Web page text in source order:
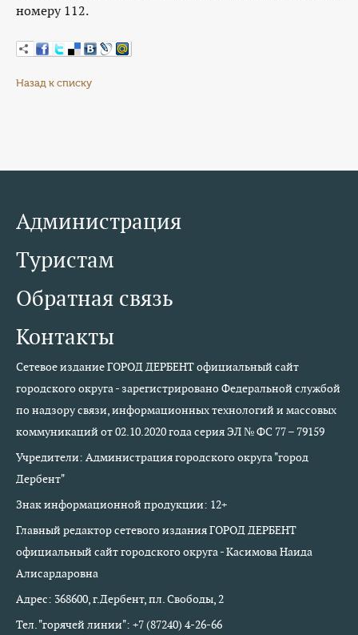
номеру 112.
Назад к списку
Администрация
Туристам
Обратная связь
Контакты
Сетевое издание ГОРОД ДЕРБЕНТ официальный сайт
городского округа - зарегистрировано Федеральной службой
по надзору связи, информационных технологий и массовых
коммуникаций от 02.10.2020 года серия ЭЛ № ФС 77 – 79159
Учредители: Администрация городского округа "город
Дербент"
Знак информационной продукции: 12+
Главный редактор сетевого издания ГОРОД ДЕРБЕНТ
официальный сайт городского округа - Касимова Наида
Алисардаровна
Адрес: 368600, г.Дербент, пл. Свободы, 2
Тел. "горячей линии": +7 (87240) 4-26-66